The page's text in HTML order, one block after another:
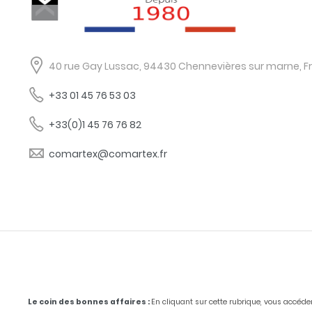
40 rue Gay Lussac, 94430 Chennevières sur marne,
+33 01 45 76 53 03
+33(0)1 45 76 76 82
comartex@comartex.fr
Le coin des bonnes affaires : En cliquant sur cette rubrique, vous